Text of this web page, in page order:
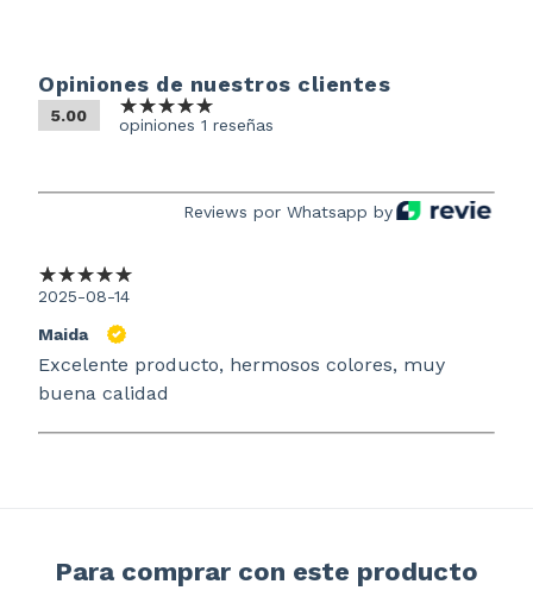
Opiniones de nuestros clientes
5.00 opiniones 1 reseñas
Reviews por Whatsapp by
2025-08-14
Maida
Excelente producto, hermosos colores, muy
buena calidad
Para comprar con este producto